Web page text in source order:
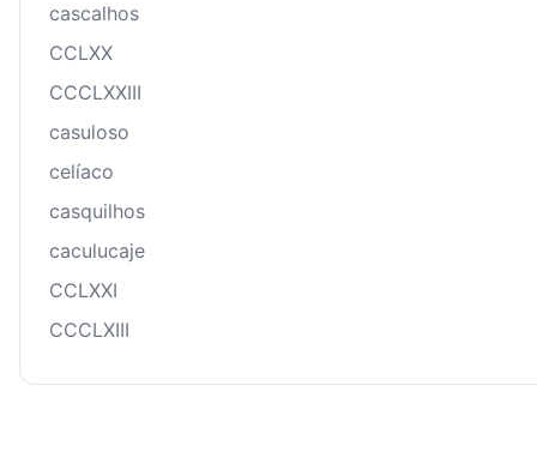
cascalhos
CCLXX
CCCLXXIII
casuloso
celíaco
casquilhos
caculucaje
CCLXXI
CCCLXIII